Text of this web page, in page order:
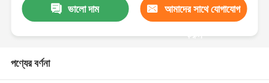
ভালো দাম আমাদের সাথে যোগাযোগ
করুন
পণ্যের বর্ণনা